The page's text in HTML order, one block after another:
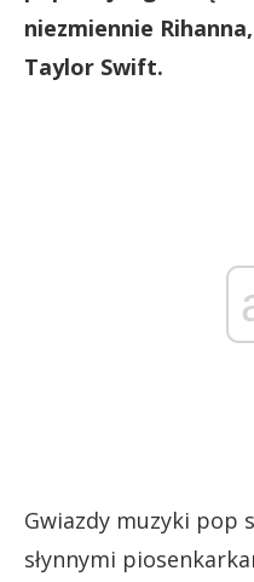
niezmiennie
Taylor Swift.
Gwiazdy muzyki pop
słynnymi